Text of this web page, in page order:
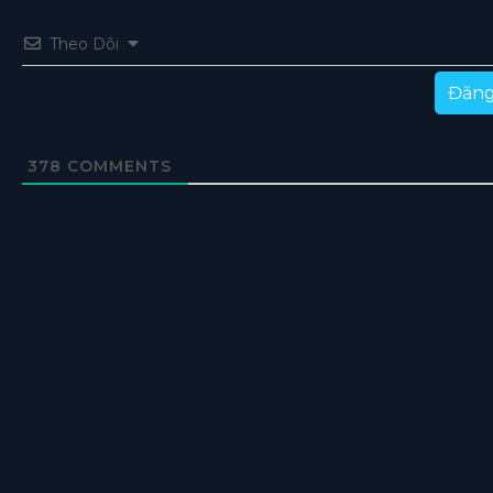
Theo Dõi
378 COMMENTS